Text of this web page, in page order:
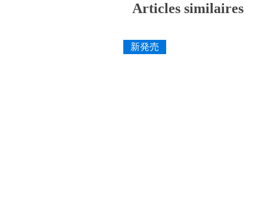
Articles similaires
新発売